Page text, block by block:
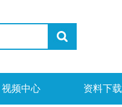
视频中心 资料下载